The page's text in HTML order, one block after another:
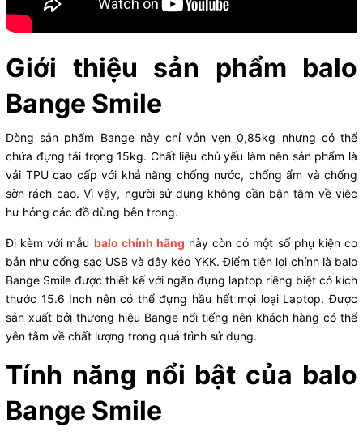
Giới thiệu sản phẩm balo
Bange Smile
Dòng sản phẩm Bange này chỉ vỏn vẹn 0,85kg nhưng có thể
chứa đựng tải trọng 15kg. Chất liệu chủ yếu làm nên sản phẩm là
vải TPU cao cấp với khả năng chống nước, chống ẩm và chống
sờn rách cao. Vì vậy, người sử dụng không cần bận tâm về việc
hư hỏng các đồ dùng bên trong.
Đi kèm với mẫu balo chính hãng này còn có một số phụ kiện cơ
bản như cổng sạc USB và dây kéo YKK. Điểm tiện lợi chính là balo
Bange Smile được thiết kế với ngăn đựng laptop riêng biệt có kích
thước 15.6 Inch nên có thể đựng hầu hết mọi loại Laptop. Được
sản xuất bởi thương hiệu Bange nổi tiếng nên khách hàng có thể
yên tâm về chất lượng trong quá trình sử dụng.
Tính năng nổi bật của balo
Bange Smile